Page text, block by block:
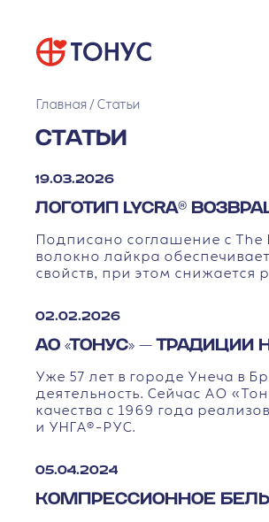
Главная Статьи
СТАТЬИ
19.03.2026
ЛОГОТИП LYCRA®
Подписано соглашение с The
волокно лайкра
свойств, при этом снижается
02.02.2026
АО «ТОНУС» — ТРАДИЦИИ
Уже 57 лет в городе Унеча в
деятельность. Сейчас АО
качества с 1969 года
и УНГА®-РУС.
05.04.2024
КОМПРЕССИОННОЕ